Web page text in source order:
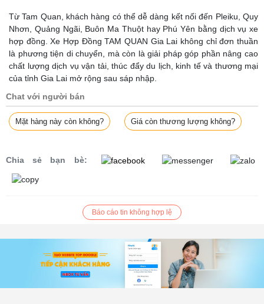
Từ Tam Quan, khách hàng có thể dễ dàng kết nối đến Pleiku, Quy
Nhơn, Quảng Ngãi, Buôn Ma Thuột hay Phú Yên bằng dịch vụ xe
hợp đồng. Xe Hợp Đồng TAM QUAN Gia Lai không chỉ đơn thuần
là phương tiện di chuyển, mà còn là giải pháp góp phần nâng cao
chất lượng dịch vụ vận tải, thúc đẩy du lịch, kinh tế và thương mại
của tỉnh Gia Lai mở rộng sau sáp nhập.
Chat với người bán
Mặt hàng này còn không? Giá còn thương lượng không?
Chia sẻ bạn bè:
Báo cáo tin không hợp lệ